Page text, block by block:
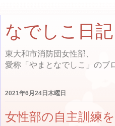
なでしこ日記
東大和市消防団女性部、
愛称「やまとなでしこ」のブ
2021年6月24日木曜日
女性部の自主訓練